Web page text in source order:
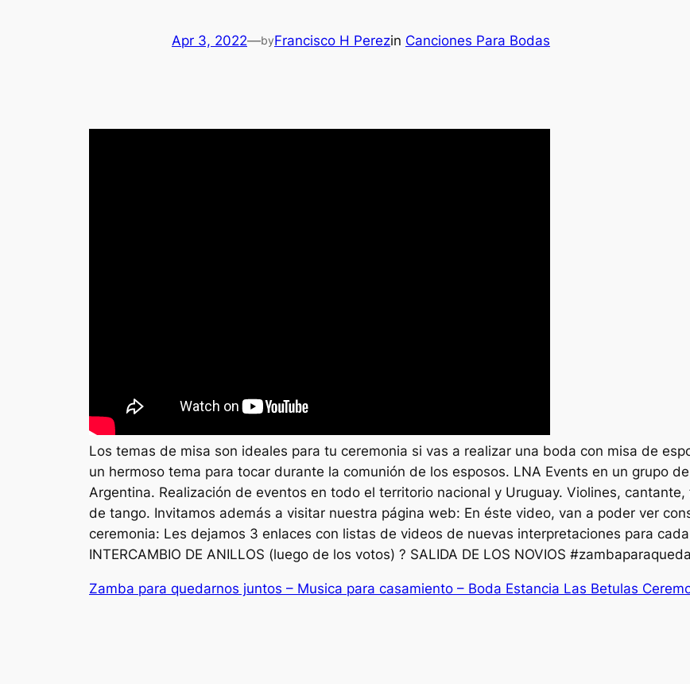
Apr 3, 2022—byFrancisco H Perezin Canciones Para Bodas
Los temas de misa son ideales para tu ceremonia si vas a realizar una boda con misa de
un hermoso tema para tocar durante la comunión de los esposos. LNA Events en un grupo
Argentina. Realización de eventos en todo el territorio nacional y Uruguay. Violines,
de tango. Invitamos además a visitar nuestra página web: En éste video, van a poder ver
ceremonia: Les dejamos 3 enlaces con listas de videos de nuevas interpretaciones para cada
INTERCAMBIO DE ANILLOS (luego de los votos) ? SALIDA DE LOS NOVIOS
Zamba para quedarnos juntos – Musica para casamiento – Boda Estancia Las Betulas